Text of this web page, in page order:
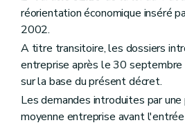
réorientation économique inséré
2002.
A titre transitoire, les dossiers
entreprise après le 30
sur la base du présent décret.
Les demandes introduites par
moyenne entreprise avant